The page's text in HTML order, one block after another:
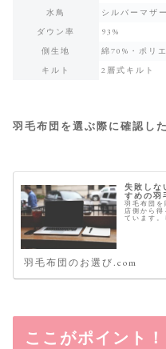
水鳥
シルバーマザ
ダウン率
93%
側生地
綿70%・ポリ
キルト
2層式キルト
羽毛布団を選ぶ際に確認し
失敗しな
すめの羽
羽毛布団を
店側から
ています。
羽毛布団のお選び.com
ここがポイント！